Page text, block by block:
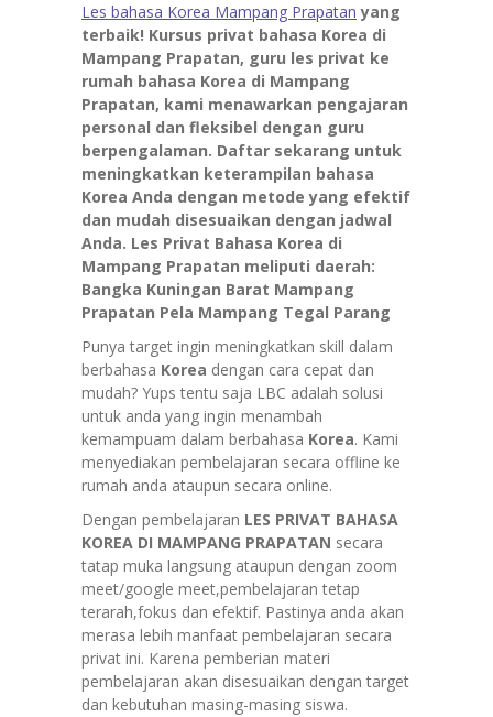
Les bahasa Korea Mampang Prapatan yang
terbaik! Kursus privat bahasa Korea di
Mampang Prapatan, guru les privat ke
rumah bahasa Korea di Mampang
Prapatan, kami menawarkan pengajaran
personal dan fleksibel dengan guru
berpengalaman. Daftar sekarang untuk
meningkatkan keterampilan bahasa
Korea Anda dengan metode yang efektif
dan mudah disesuaikan dengan jadwal
Anda. Les Privat Bahasa Korea di
Mampang Prapatan meliputi daerah:
Bangka Kuningan Barat Mampang
Prapatan Pela Mampang Tegal Parang
Punya target ingin meningkatkan skill dalam
berbahasa Korea dengan cara cepat dan
mudah? Yups tentu saja LBC adalah solusi
untuk anda yang ingin menambah
kemampuam dalam berbahasa Korea. Kami
menyediakan pembelajaran secara offline ke
rumah anda ataupun secara online.
Dengan pembelajaran LES PRIVAT BAHASA
KOREA DI MAMPANG PRAPATAN secara
tatap muka langsung ataupun dengan zoom
meet/google meet,pembelajaran tetap
terarah,fokus dan efektif. Pastinya anda akan
merasa lebih manfaat pembelajaran secara
privat ini. Karena pemberian materi
pembelajaran akan disesuaikan dengan target
dan kebutuhan masing-masing siswa.